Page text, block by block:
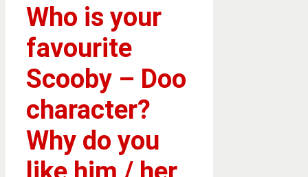
Who is your
favourite
Scooby – Doo
character?
Why do you